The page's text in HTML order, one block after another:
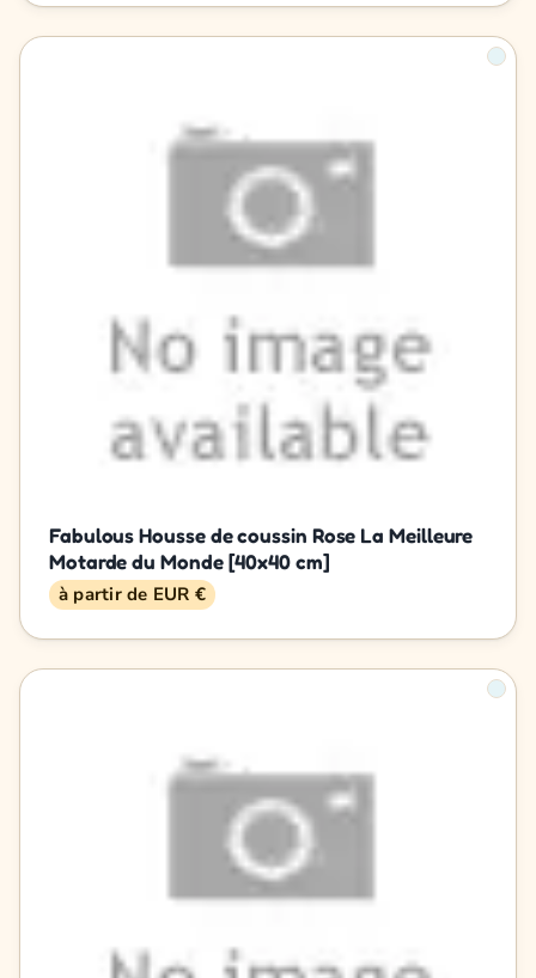
Fabulous Housse de coussin Rose La Meilleure
Motarde du Monde [40x40 cm]
à partir de EUR €